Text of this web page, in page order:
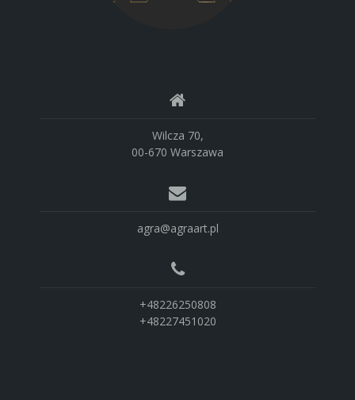
Wilcza 70,
00-670 Warszawa
agra@agraart.pl
+48226250808
+48227451020